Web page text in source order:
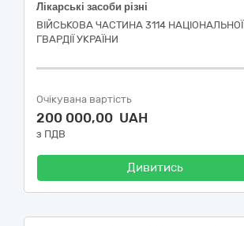
Лікарські засоби різні
ВІЙСЬКОВА ЧАСТИНА 3114 НАЦІОНАЛЬНОЇ
ГВАРДІЇ УКРАЇНИ
Очікувана вартість
200 000,00 UAH
з ПДВ
Дивитись